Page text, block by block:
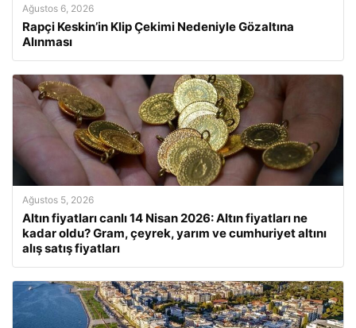
Ağustos 6, 2026
Rapçi Keskin’in Klip Çekimi Nedeniyle Gözaltına
Alınması
Ağustos 5, 2026
Altın fiyatları canlı 14 Nisan 2026: Altın fiyatları ne
kadar oldu? Gram, çeyrek, yarım ve cumhuriyet altını
alış satış fiyatları